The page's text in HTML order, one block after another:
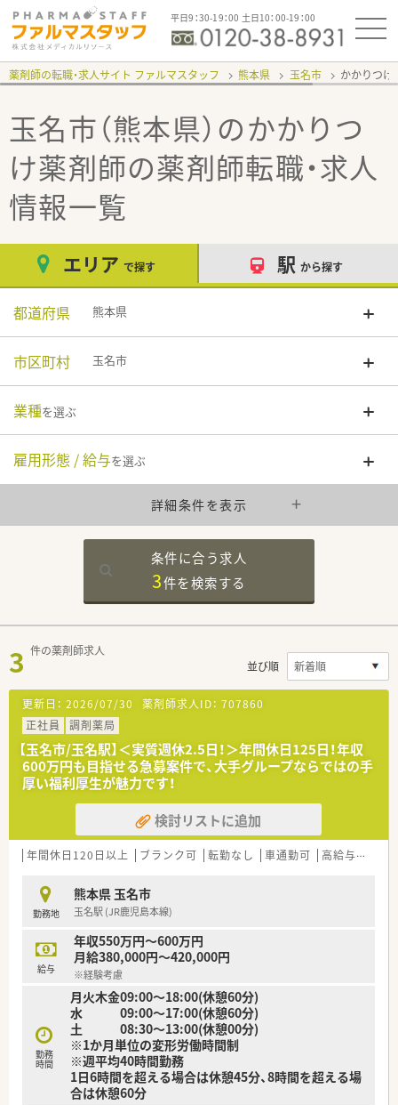
平日9：30-19：00 土日10：00-19：00
薬剤師の転職・求人サイト ファルマスタッフ 熊本県 玉名市 かかりつ
玉名市（熊本県）のかかりつ
け薬剤師の薬剤師転職・求人
情報一覧
エリア で探す 駅 から探す
都道府県 熊本県
市区町村 玉名市
業種を選ぶ
雇用形態 / 給与を選ぶ
詳細条件を表示
条件に合う求人
3件を検索する
3 件の薬剤師求人
並び順
更新日： 2026/07/30 薬剤師求人ID： 707860
正社員
調剤薬局
【玉名市/玉名駅】＜実質週休2.5日！＞年間休日125日！年収
600万円も目指せる急募案件で、大手グループならではの手
厚い福利厚生が魅力です！
検討リストに追加
年間休日120日以上 ブランク可 転勤なし 車通勤可 高給与(600万円以上)
勤務地
熊本県 玉名市
玉名駅 (JR鹿児島本線)
給与
年収550万円～600万円
月給380,000円～420,000円
※経験考慮
勤務
時間
月火木金09:00～18:00(休憩60分)
水 09:00～17:00(休憩60分)
土 08:30～13:00(休憩00分)
※1か月単位の変形労働時間制
※週平均40時間勤務
1日6時間を超える場合は休憩45分、8時間を超える場
合は休憩60分